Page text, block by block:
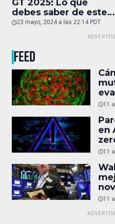
GT 2025: Lo que
debes saber de este
auto de superlujo
23 mayo, 2024 a las 22:14 PDT
FEED
11
en
11
11